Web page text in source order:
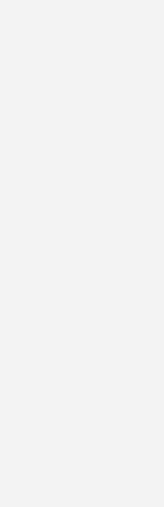
schlimmsten Fall auch
sind mögliche Folgen,
von
im Neubau als auch
und konstruktive
berechnen und durch
minimieren.
ZUB
Mit der
sich Effekte von
wie jene, die von